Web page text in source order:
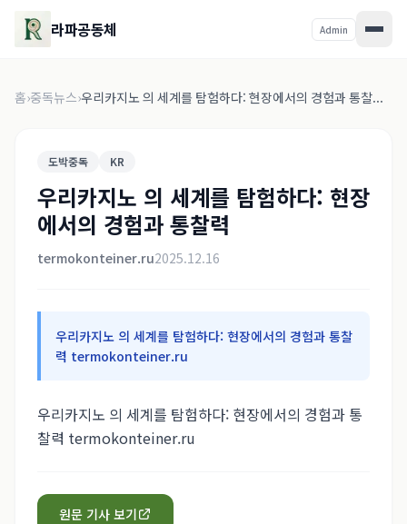
라파공동체 Admin
홈›중독뉴스›우리카지노 의 세계를 탐험하다: 현장에서의 경험과 통찰...
도박중독 KR
우리카지노 의 세계를 탐험하다: 현장
에서의 경험과 통찰력
termokonteiner.ru2025.12.16
우리카지노 의 세계를 탐험하다: 현장에서의 경험과 통찰
력 termokonteiner.ru
우리카지노 의 세계를 탐험하다: 현장에서의 경험과 통
찰력 termokonteiner.ru
원문 기사 보기